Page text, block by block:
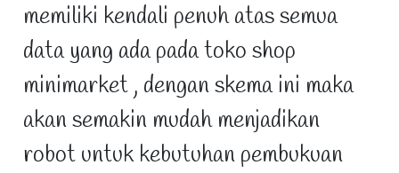
memiliki kendali penuh atas semua
data yang ada pada toko shop
minimarket , dengan skema ini maka
akan semakin mudah menjadikan
robot untuk kebutuhan pembukuan